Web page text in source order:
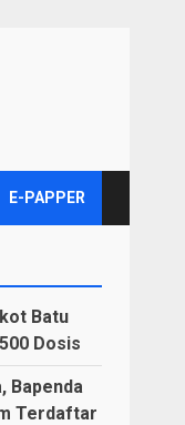
E-PAPPER
Batu
Dosis
Bapenda
Terdaftar